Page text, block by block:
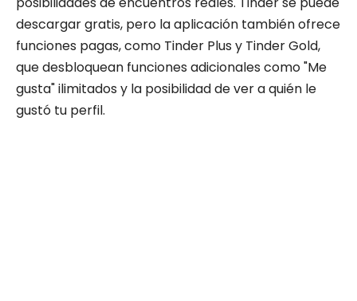
descargar gratis, pero la aplicación también ofrece
funciones pagas, como Tinder Plus y Tinder Gold,
que desbloquean funciones adicionales como "Me
gusta" ilimitados y la posibilidad de ver a quién le
gustó tu perfil.